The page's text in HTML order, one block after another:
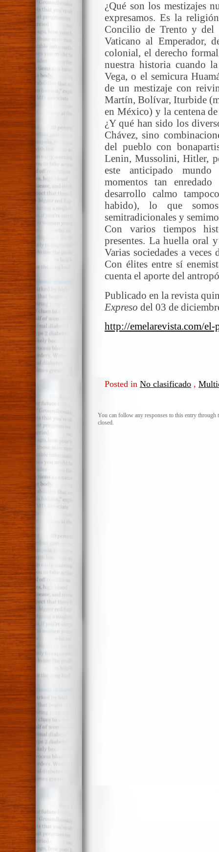
¿Qué son los mestizajes
expresamos. Es la
Concilio de Trento y del
Vaticano al Emperador,
colonial, el derecho
nuestra historia cuando
Vega, o el semicura
de un mestizaje con
Martín, Bolívar, Iturbide
en México) y la centena
¿Y qué han sido los
Chávez, sino
del pueblo con
Lenin, Mussolini, Hitler,
este anticipado
momentos tan
desarrollo calmo
habido), lo que
semitradicionales y
Con varios tiempos
presentes. La huella oral
Varias sociedades a
Con élites entre sí
cuenta el aporte del
Publicado en la revista
Expreso del 03 de
http://emelarevista.com/el-
Posted in No clasificado ,
You can follow any responses to this entry through
closed.